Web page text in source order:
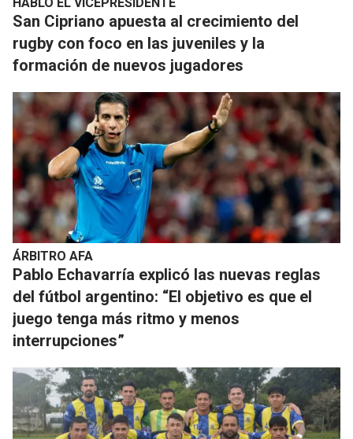
San Cipriano apuesta al crecimiento del
rugby con foco en las juveniles y la
formación de nuevos jugadores
ÁRBITRO AFA
Pablo Echavarría explicó las nuevas reglas
del fútbol argentino: “El objetivo es que el
juego tenga más ritmo y menos
interrupciones”